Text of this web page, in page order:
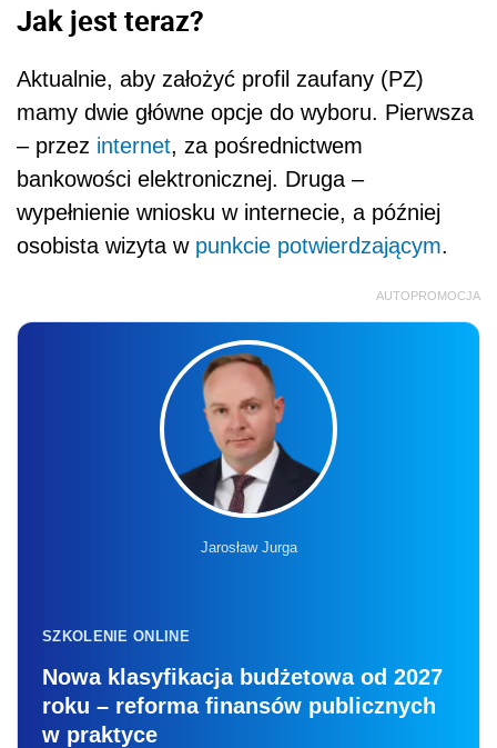
Jak jest teraz?
Aktualnie, aby założyć profil zaufany (PZ)
mamy dwie główne opcje do wyboru. Pierwsza
– przez internet, za pośrednictwem
bankowości elektronicznej. Druga –
wypełnienie wniosku w internecie, a później
osobista wizyta w punkcie potwierdzającym.
AUTOPROMOCJA
Jarosław Jurga
SZKOLENIE ONLINE
Nowa klasyfikacja budżetowa od 2027
roku – reforma finansów publicznych
w praktyce